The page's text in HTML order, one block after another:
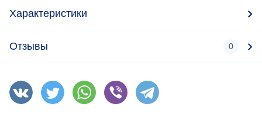
Характеристики
Отзывы 0